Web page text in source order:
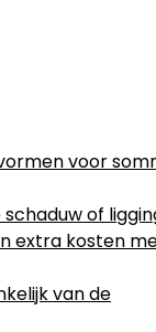
voor
of
extra kosten
van de